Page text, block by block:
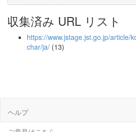
収集済み URL リスト
https://www.jstage.jst.go.jp/article/
char/ja/ (13)
ヘルプ